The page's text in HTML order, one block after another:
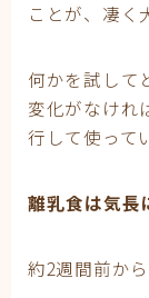
ことが、凄く
何かを試して
変化がなけれ
行して使って
離乳食は気長
約2週間前か